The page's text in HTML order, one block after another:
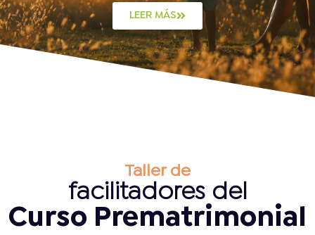
LEER MÁS
Taller de
facilitadores del
Curso Prematrimonial